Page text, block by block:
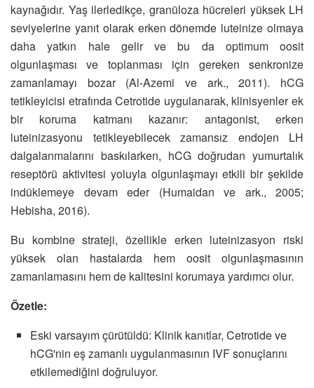
kaynağıdır. Yaş ilerledikçe, granüloza hücreleri yüksek LH
seviyelerine yanıt olarak erken dönemde luteinize olmaya
daha yatkın hale gelir ve bu da optimum oosit
olgunlaşması ve toplanması için gereken senkronize
zamanlamayı bozar (Al-Azemi ve ark., 2011). hCG
tetikleyicisi etrafında Cetrotide uygulanarak, klinisyenler ek
bir koruma katmanı kazanır: antagonist, erken
luteinizasyonu tetikleyebilecek zamansız endojen LH
dalgalanmalarını baskılarken, hCG doğrudan yumurtalık
reseptörü aktivitesi yoluyla olgunlaşmayı etkili bir şekilde
indüklemeye devam eder (Humaidan ve ark., 2005;
Hebisha, 2016).
Bu kombine strateji, özellikle erken luteinizasyon riski
yüksek olan hastalarda hem oosit olgunlaşmasının
zamanlamasını hem de kalitesini korumaya yardımcı olur.
Özetle:
Eski varsayım çürütüldü: Klinik kanıtlar, Cetrotide ve
hCG'nin eş zamanlı uygulanmasının IVF sonuçlarını
etkilemediğini doğruluyor.